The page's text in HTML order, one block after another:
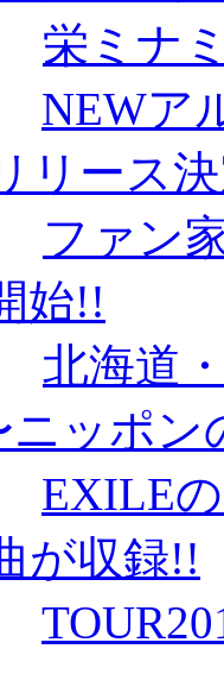
栄ミナ
NEWア
リース
ファン
始!!
北海道
ニッポ
EXILE
が収録!!